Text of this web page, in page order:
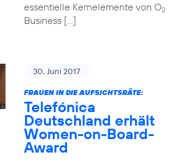
essentielle Kernelemente von O2
Business […]
30. Juni 2017
FRAUEN IN DIE AUFSICHTSRÄTE:
Telefónica
Deutschland erhält
Women-on-Board-
Award